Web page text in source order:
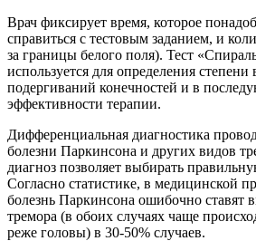
Врач фиксирует время, которое
справиться с тестовым заданием, и
за границы белого поля). Тест
используется для определения
подергиваний конечностей и в
эффективности терапии.
Дифференциальная диагностика
болезни Паркинсона и других видов
диагноз позволяет выбирать
Согласно статистике, в медицинской
болезнь Паркинсона ошибочно ставят
тремора (в обоих случаях чаще
реже головы) в 30-50% случаев.